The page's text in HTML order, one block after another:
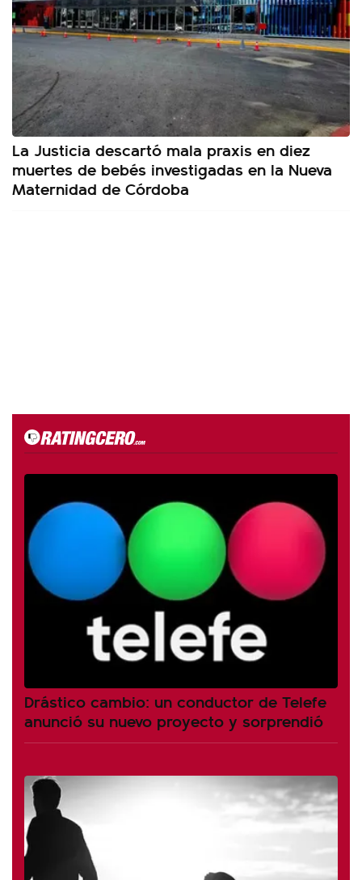
La Justicia descartó mala praxis en diez
muertes de bebés investigadas en la Nueva
Maternidad de Córdoba
Drástico cambio: un conductor de Telefe
anunció su nuevo proyecto y sorprendió